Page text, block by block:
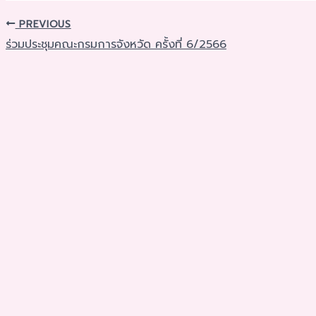
PREVIOUS
ร่วมประชุมคณะกรมการจังหวัด ครั้งที่ 6/2566